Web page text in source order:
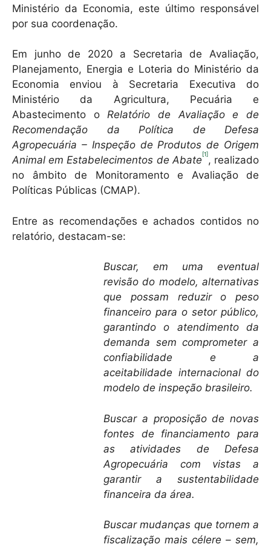
Ministério da Economia, este último responsável
por sua coordenação.
Em junho de 2020 a Secretaria de Avaliação,
Planejamento, Energia e Loteria do Ministério da
Economia enviou à Secretaria Executiva do
Ministério da Agricultura, Pecuária e
Abastecimento oRelatório de Avaliação e de
Recomendação da Política de Defesa
Agropecuária – Inspeção de Produtos de Origem
Animal em Estabelecimentos de Abate [1], realizado
no âmbito de Monitoramento e Avaliação de
Políticas Públicas (CMAP).
Entre as recomendações e achados contidos no
relatório, destacam-se:
Buscar, em uma eventual
revisão do modelo, alternativas
que possam reduzir o peso
financeiro para o setor público,
garantindo o atendimento da
demanda sem comprometer a
confiabilidade e a
aceitabilidade internacional do
modelo de inspeção brasileiro.
Buscar a proposição de novas
fontes de financiamento para
as atividades de Defesa
Agropecuária com vistas a
garantir a sustentabilidade
financeira da área.
Buscar mudanças que tornem a
fiscalização mais célere – sem,